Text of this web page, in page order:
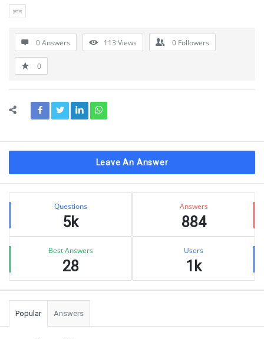
চলন
0 Answers 113 Views 0 Followers
0
Leave An Answer
Sidebar
Stats Questions
5k
Answers
884
Best Answers
28
Users
1k
Popular Answers